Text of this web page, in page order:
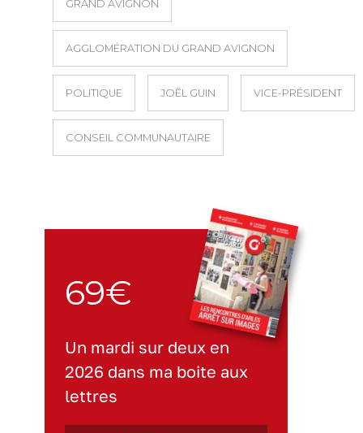
GRAND AVIGNON
AGGLOMÉRATION DU GRAND AVIGNON
POLITIQUE JOËL GUIN VICE-PRÉSIDENT
CONSEIL COMMUNAUTAIRE
69€
Un mardi sur deux en
2026 dans ma boite aux
lettres